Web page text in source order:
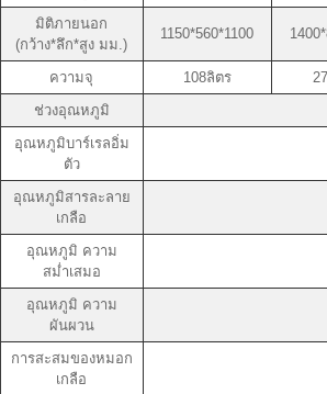
มิติภายนอก
(กว้าง*ลึก*สูง มม.)
1150*560*1100
ความจุ 108ลิตร
ช่วงอุณหภูมิ
อุณหภูมิบาร์เรลอิ่ม
ตัว
อุณหภูมิสารละลาย
เกลือ
อุณหภูมิ ความ
สม่ำเสมอ
อุณหภูมิ ความ
ผันผวน
การสะสมของหมอก
เกลือ